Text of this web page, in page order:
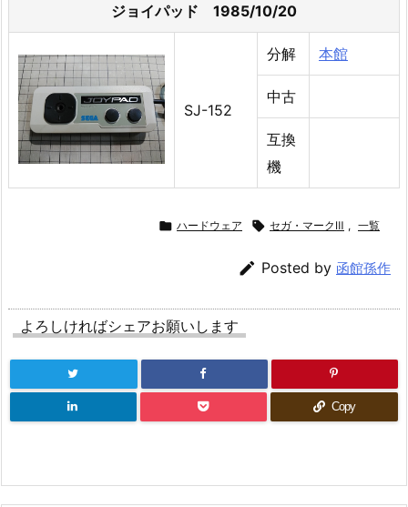
ジョイパッド 1985/10/20
SJ-152
分解 本館
中古
互換
機
 ハードウェア  セガ・マークⅢ , 一覧
 Posted by 函館孫作
よろしければシェアお願いします
Copy